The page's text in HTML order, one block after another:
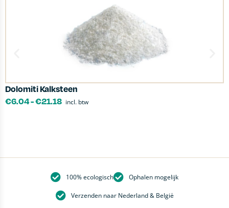
Dolomiti Kalksteen
€6.04-€21.18 incl. btw
100% ecologisch Ophalen mogelijk
Verzenden naar Nederland & België